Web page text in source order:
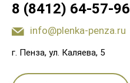
8 (8412) 64-57-96
info@plenka-penza.ru
г. Пенза, ул. Каляева, 5